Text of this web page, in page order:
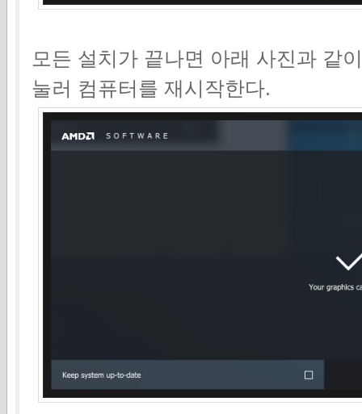
모든 설치가 끝나면 아래 사진과 같
눌러 컴퓨터를 재시작한다.